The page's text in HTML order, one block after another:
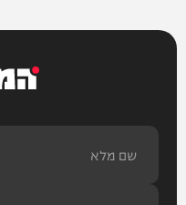
המחדש